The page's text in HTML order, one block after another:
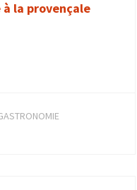
à la provençale